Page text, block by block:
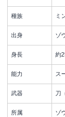
種族 ミ
出身 ゾ
身長 約
能力 ス
武器 刀
所属 ゾ